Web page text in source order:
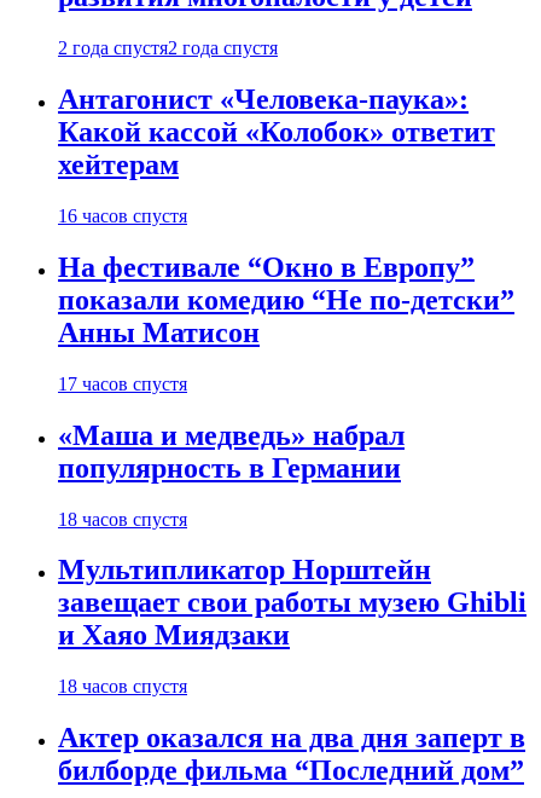
2 года спустя2 года спустя
Антагонист «Человека-паука»:
Какой кассой «Колобок» ответит
хейтерам
16 часов спустя
На фестивале “Окно в Европу”
показали комедию “Не по-детски”
Анны Матисон
17 часов спустя
«Маша и медведь» набрал
популярность в Германии
18 часов спустя
Мультипликатор Норштейн
завещает свои работы музею Ghibli
и Хаяо Миядзаки
18 часов спустя
Актер оказался на два дня заперт в
билборде фильма “Последний дом”